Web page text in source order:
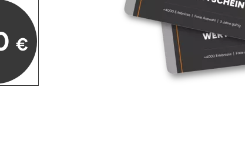
€